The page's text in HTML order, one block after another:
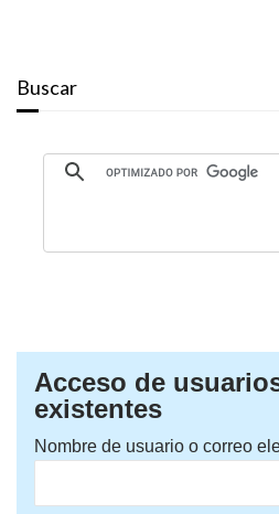
Buscar
Acceso de
existentes
Nombre de usuario o correo